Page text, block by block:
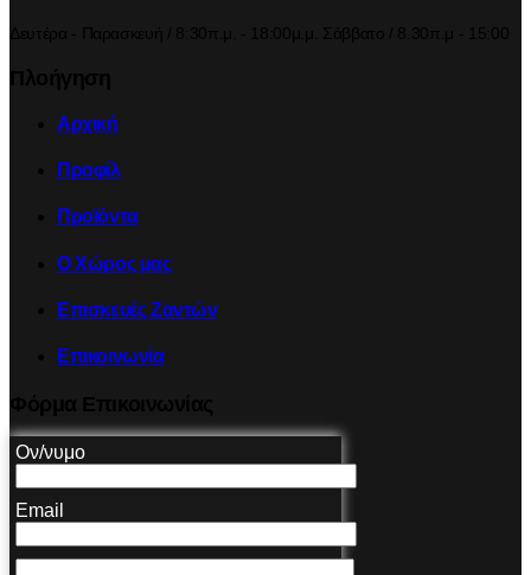
Αρχική
Προφίλ
Προϊόντα
Ο Χώρος μας
Επισκευές Ζαντών
Επικοινωνία
Ον/νυμο
Email